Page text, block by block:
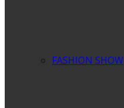
FASHION SHOW